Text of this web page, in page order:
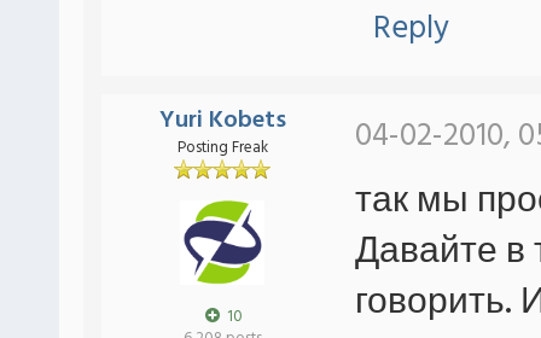
Reply
Yuri Kobets
Posting Freak
10
04-02-2010,
так мы
Давайте
говорить.